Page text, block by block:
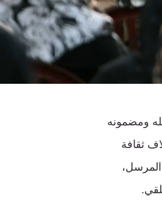
ومضمونه
ثقافة